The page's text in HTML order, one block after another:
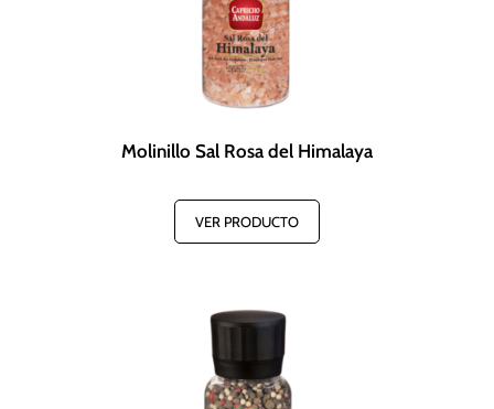
Molinillo Sal Rosa del Himalaya
VER PRODUCTO